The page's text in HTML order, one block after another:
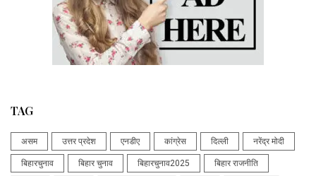
TAG
असम उत्तर प्रदेश एनडीए कांग्रेस दिल्ली नरेंद्र मोदी
बिहारचुनाव बिहार चुनाव बिहारचुनाव2025 बिहार राजनीति